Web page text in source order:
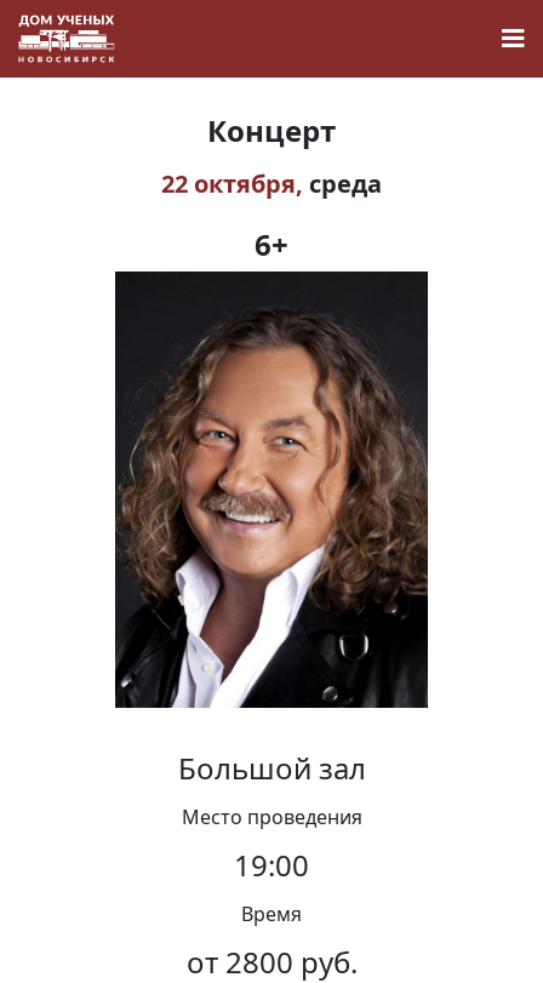
О Доме учёных
Виртуальный тур
Контакты
Вакансии
Концерт
22 октября, среда
6+
Большой зал
Место проведения
19:00
Время
от 2800 руб.